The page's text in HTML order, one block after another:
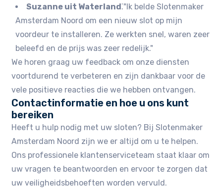
Suzanne uit Waterland⁚"Ik belde Slotenmaker
Amsterdam Noord om een nieuw slot op mijn
voordeur te installeren. Ze werkten snel, waren zeer
beleefd en de prijs was zeer redelijk.​"
We horen graag uw feedback om onze diensten
voortdurend te verbeteren en zijn dankbaar voor de
vele positieve reacties die we hebben ontvangen.​
Contactinformatie en hoe u ons kunt
bereiken
Heeft u hulp nodig met uw sloten?​ Bij Slotenmaker
Amsterdam Noord zijn we er altijd om u te helpen.​
Ons professionele klantenserviceteam staat klaar om
uw vragen te beantwoorden en ervoor te zorgen dat
uw veiligheidsbehoeften worden vervuld.​